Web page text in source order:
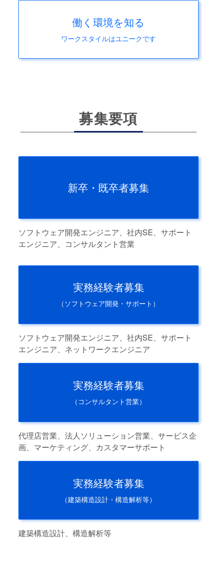
働く環境を知る
ワークスタイルはユニークです
募集要項
新卒・既卒者募集
ソフトウェア開発エンジニア、社内SE、サポート
エンジニア、コンサルタント営業
実務経験者募集
（ソフトウェア開発・サポート）
ソフトウェア開発エンジニア、社内SE、サポート
エンジニア、ネットワークエンジニア
実務経験者募集
（コンサルタント営業）
代理店営業、法人ソリューション営業、サービス企
画、マーケティング、カスタマーサポート
実務経験者募集
（建築構造設計・構造解析等）
建築構造設計、構造解析等